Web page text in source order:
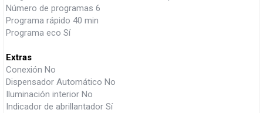
Número de programas 6
Programa rápido 40 min
Programa eco Sí
Extras
Conexión No
Dispensador Automático No
Iluminación interior No
Indicador de abrillantador Sí